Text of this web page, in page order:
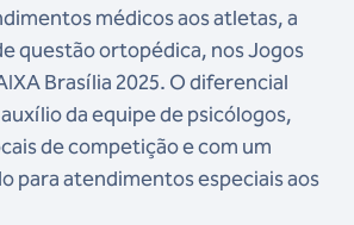
médicos aos atletas, a
questão ortopédica, nos Jogos
Brasília 2025. O diferencial
da equipe de psicólogos,
de competição e com um
para atendimentos especiais aos